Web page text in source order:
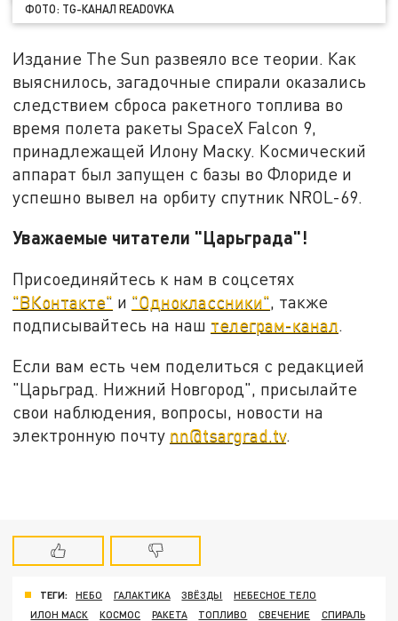
ФОТО: TG-КАНАЛ READOVKA
Издание The Sun развеяло все теории. Как
выяснилось, загадочные спирали оказались
следствием сброса ракетного топлива во
время полета ракеты SpaceX Falcon 9,
принадлежащей Илону Маску. Космический
аппарат был запущен с базы во Флориде и
успешно вывел на орбиту спутник NROL-69.
Уважаемые читатели "Царьграда"!
Присоединяйтесь к нам в соцсетях
"ВКонтакте" и "Одноклассники", также
подписывайтесь на наш телеграм-канал.
Если вам есть чем поделиться с редакцией
"Царьград. Нижний Новгород", присылайте
свои наблюдения, вопросы, новости на
электронную почту nn@tsargrad.tv.
ТЕГИ: НЕБО ГАЛАКТИКА ЗВЁЗДЫ
НЕБЕСНОЕ ТЕЛО
ИЛОН МАСК
КОСМОС РАКЕТА ТОПЛИВО СВЕЧЕНИЕ СПИРАЛЬ